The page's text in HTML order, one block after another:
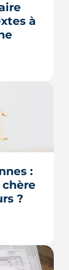
à
pour
les
:
?